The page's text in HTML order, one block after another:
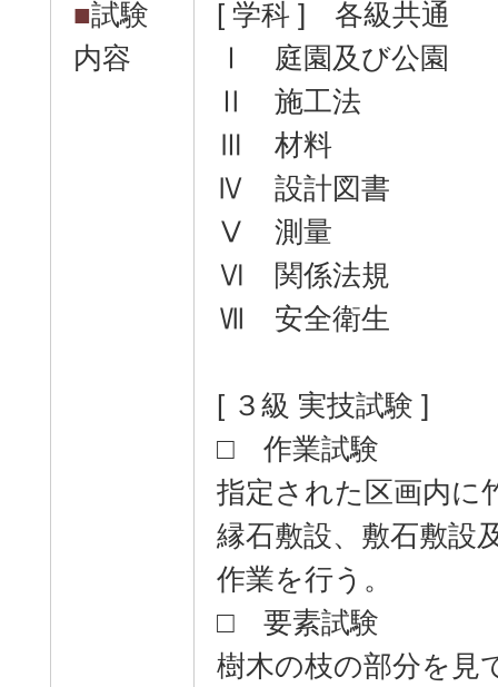
■試験
内容
[ 学科 ] 各級共通
Ⅰ 庭園及び公園
Ⅱ 施工法
Ⅲ 材料
Ⅳ 設計図書
Ⅴ 測量
Ⅵ 関係法規
Ⅶ 安全衛生
[ ３級 実技試験 ]
□ 作業試験
指定された区画内に
縁石敷設、敷石敷設
作業を行う。
□ 要素試験
樹木の枝の部分を見